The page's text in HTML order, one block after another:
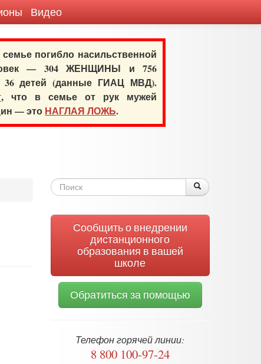
Видео
погибло насильственной
— 304 ЖЕНЩИНЫ и 756
36 детей (данные ГИАЦ МВД).
, что в семье от рук мужей
— это НАГЛАЯ ЛОЖЬ.
Форма
Поиск
Сообщить о внедрении
дистанционного
образования в вашей
школе
Обратиться за помощью
Телефон горячей линии:
8 800 100-97-24